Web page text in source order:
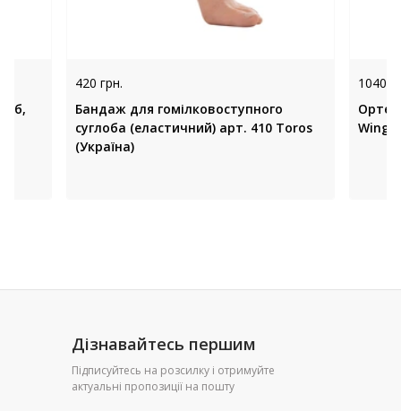
420 грн.
Бандаж для гомілковоступного
суглоба (еластичний) арт. 410 Toros
(Україна)
1040
Ортез
Wing
Дізнавайтесь першим
Підписуйтесь на розсилку і отримуйте
актуальні пропозиції на пошту